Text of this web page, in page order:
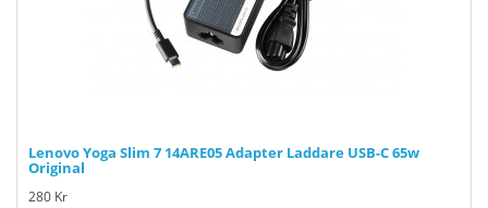
Lenovo Yoga Slim 7 14ARE05 Adapter Laddare USB-C 65w
Original
280 Kr